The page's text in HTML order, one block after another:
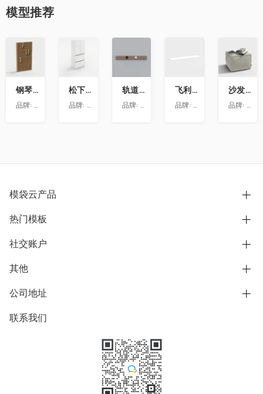
模型推荐
钢琴键挂衣架9
品牌:
澳华装饰
藏
松下喜马拉雅 600L冰箱大溪地
品牌:
松下
藏
轨道插座9
品牌:
依百纳定制家具 全新VR上线 让您提前
飞利浦LS160灯带-低压灯带-100mm
品牌:
昕诺飞
收
藏
沙发凳坐墩
品牌:
澳华
模袋云产品
别墅设计营销
模型协同展示分享
别墅社区
别墅模板
热门模板
欧式别墅
中式别墅
日式别墅
社交账户
B站
抖音
微信公众号
其他
用户服务协议
隐私政策
公司地址
上海市浦东新区东方路1215-1217号
联系我们